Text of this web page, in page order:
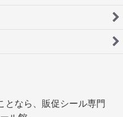
となら、販促シール専門